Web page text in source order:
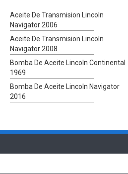
Aceite De Transmision Lincoln
Navigator 2006
Aceite De Transmision Lincoln
Navigator 2008
Bomba De Aceite Lincoln Continental
1969
Bomba De Aceite Lincoln Navigator
2016